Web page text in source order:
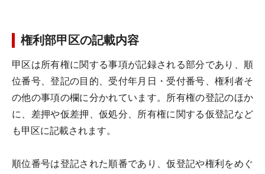
権利部甲区の記載内容
甲区は所有権に関する事項が記録される部分であり、順
位番号、登記の目的、受付年月日・受付番号、権利者そ
の他の事項の欄に分かれています。所有権の登記のほか
に、差押や仮差押、仮処分、所有権に関する仮登記など
も甲区に記載されます。
順位番号は登記された順番であり、仮登記や権利をめぐ